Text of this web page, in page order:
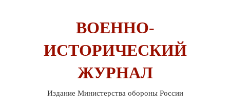
ВОЕННО-
ИСТОРИЧЕСКИЙ
ЖУРНАЛ
Издание Министерства обороны России